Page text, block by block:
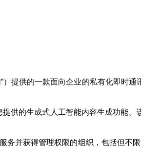
提供的一款面向企业的私有化即时
供的生成式人工智能内容生成功能
并获得管理权限的组织，包括但不